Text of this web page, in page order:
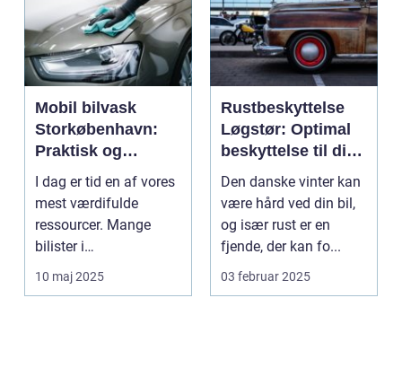
Mobil bilvask
Storkøbenhavn:
Praktisk og
effektiv bilpleje
I dag er tid en af vores
mest værdifulde
ressourcer. Mange
bilister i
Storkøbenhavn &os...
10 maj 2025
Rustbeskyttelse
Løgstør: Optimal
beskyttelse til din
bil
Den danske vinter kan
være hård ved din bil,
og især rust er en
fjende, der kan fo...
03 februar 2025